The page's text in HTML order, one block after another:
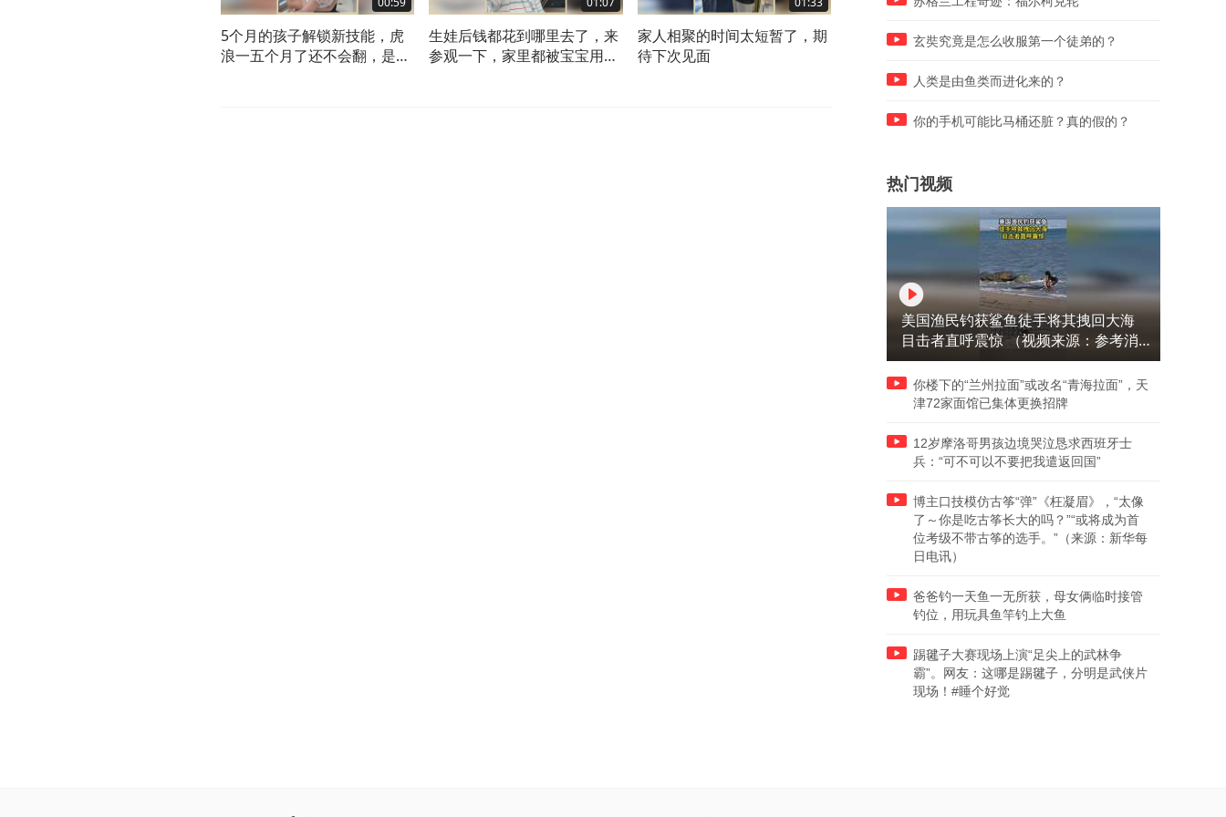
5个月的孩子解锁新技能，虎
浪一五个月了还不会翻，是不
生娃后钱都花到哪里去了，来
参观一下，家里都被宝宝用品
家人相聚的时间太短暂了，期
待下次见面
祖孙俩一百多天没见，一看见
因为你的到来，让我们更幸
玄奘究竟是怎么收服第一个徒弟的？
人类是由鱼类而进化来的？
你的手机可能比马桶还脏？真的假的？
热门视频
美国渔民钓获鲨鱼徒手将其拽回大海
目击者直呼震惊 （视频来源：参考消
息）
你楼下的“兰州拉面”或改名“青海拉面”，天
津72家面馆已集体更换招牌
12岁摩洛哥男孩边境哭泣恳求西班牙士
兵：“可不可以不要把我遣返回国”
博主口技模仿古筝“弹”《枉凝眉》，“太像
了～你是吃古筝长大的吗？”“或将成为首
位考级不带古筝的选手。”（来源：新华每
日电讯）
爸爸钓一天鱼一无所获，母女俩临时接管
钓位，用玩具鱼竿钓上大鱼
踢毽子大赛现场上演“足尖上的武林争
霸”。网友：这哪是踢毽子，分明是武侠片
现场！#睡个好觉